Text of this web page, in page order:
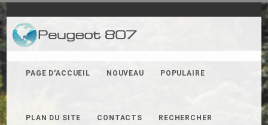
PAGE D'ACCUEIL NOUVEAU POPULAIRE
PLAN DU SITE CONTACTS RECHERCHER